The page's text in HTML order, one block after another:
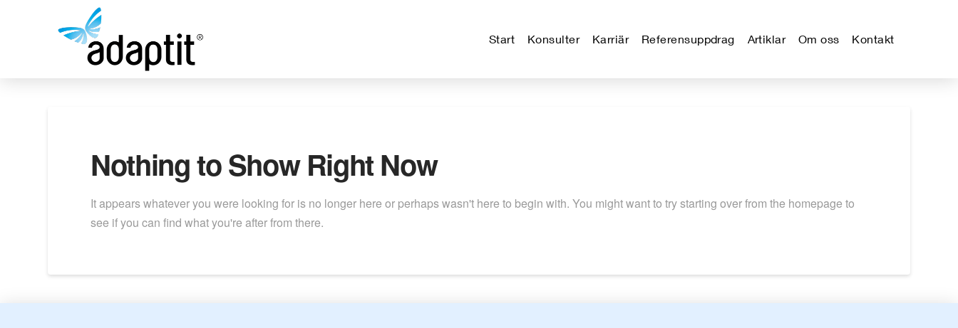
Start Konsulter Karriär Referensuppdrag Artiklar Om oss Kontakt
Nothing to Show Right Now
It appears whatever you were looking for is no longer here or perhaps wasn't here to begin with. You might want to try starting over from the homepage to
see if you can find what you're after from there.